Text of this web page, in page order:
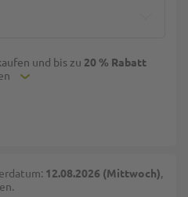
und bis zu 20 % Rabatt
12.08.2026 (Mittwoch),